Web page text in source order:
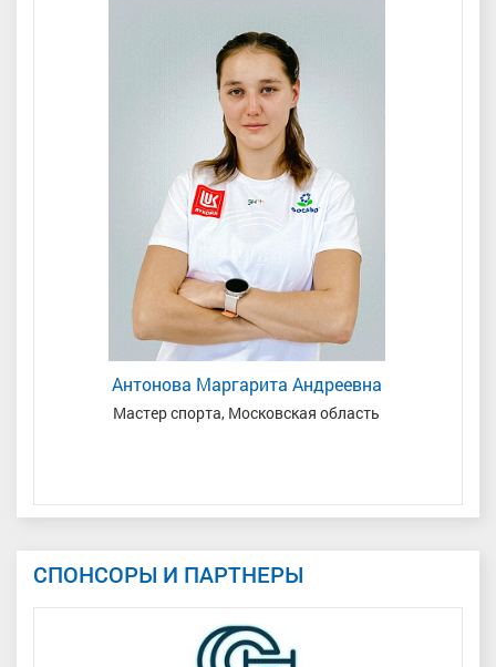
Антонова Маргарита Андреевна
Мастер спорта, Московская область
СПОНСОРЫ И ПАРТНЕРЫ